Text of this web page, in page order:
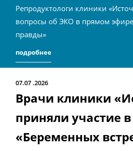
Репродуктологи клиники
вопросы об ЭКО в прямом
правды»
подробнее
07.07 2026
Врачи клиники
приняли участие в
«Беременных